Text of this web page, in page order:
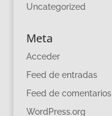
Uncategorized
Meta
Acceder
Feed de entradas
Feed de comentarios
WordPress.org